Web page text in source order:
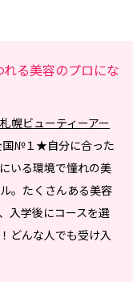
る美容のプロにな
札幌ビューティーアー
国№１★自分に合った
いる環境で憧れの美
。たくさんある美容
入学後にコースを選
どんな人でも受け入